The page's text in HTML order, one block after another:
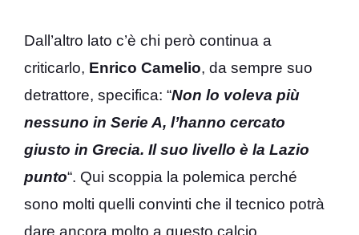
Dall’altro lato c’è chi però continua a
criticarlo, Enrico Camelio, da sempre suo
detrattore, specifica: “Non lo voleva più
nessuno in Serie A, l’hanno cercato
giusto in Grecia. Il suo livello è la Lazio
punto“. Qui scoppia la polemica perché
sono molti quelli convinti che il tecnico potrà
dare ancora molto a questo calcio.